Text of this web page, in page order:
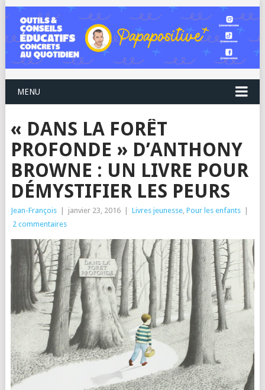
MENU
« DANS LA FORÊT
PROFONDE » D’ANTHONY
BROWNE : UN LIVRE POUR
DÉMYSTIFIER LES PEURS
Jean-François janvier 23, 2016 Livres jeunesse, Pour les enfants
2 commentaires